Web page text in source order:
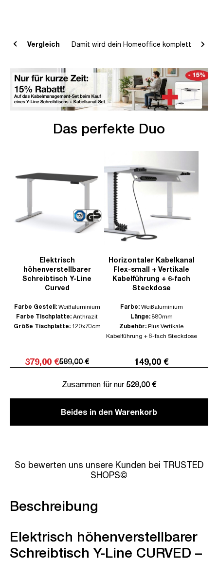
Vergleich Damit wird dein Homeoffice komplett
Das perfekte Duo
Elektrisch
höhenverstellbarer
Schreibtisch Y-Line
Curved
Farbe Gestell: Weißaluminium
Farbe Tischplatte: Anthrazit
Größe Tischplatte: 120x70cm
379,00 €589,00 €
Horizontaler Kabelkanal
Flex-small + Vertikale
Kabelführung + 6-fach
Steckdose
Farbe: Weißaluminium
Länge: 880mm
Zubehör: Plus Vertikale
Kabelführung + 6-fach Steckdose
149,00 €
Zusammen für nur 528,00 €
Beides in den Warenkorb
So bewerten uns unsere Kunden bei TRUSTED
SHOPS©
Beschreibung
Elektrisch höhenverstellbarer
Schreibtisch Y-Line CURVED –